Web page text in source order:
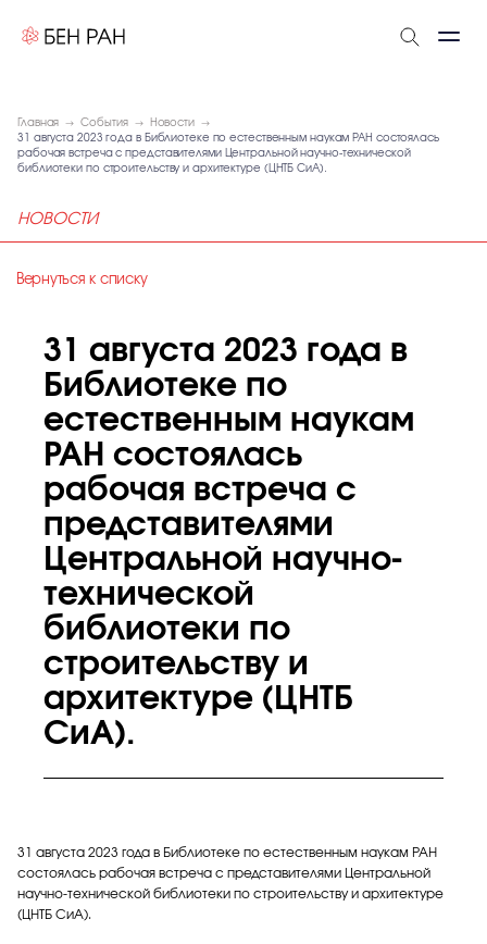
Главная События
Новости
31 августа 2023 года в Библиотеке по естественным наукам РАН состоялась
рабочая встреча с представителями Центральной научно-технической
библиотеки по строительству и архитектуре (ЦНТБ СиА).
НОВОСТИ
Вернуться к списку
31 августа 2023 года в
Библиотеке по
естественным наукам
РАН состоялась
рабочая встреча с
представителями
Центральной научно-
технической
библиотеки по
строительству и
архитектуре (ЦНТБ
СиА).
31 августа 2023 года в Библиотеке по естественным наукам РАН
состоялась рабочая встреча с представителями Центральной
научно-технической библиотеки по строительству и архитектуре
(ЦНТБ СиА).